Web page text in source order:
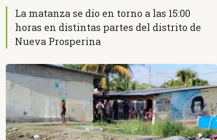
La matanza se dio en torno a las 15:00
horas en distintas partes del distrito de
Nueva Prosperina